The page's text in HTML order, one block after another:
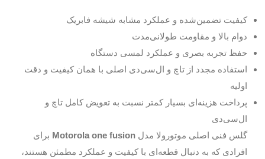
کیفیت تضمین‌شده و عملکرد مشابه شیشه فابریک
دوام بالا و مقاومت طولانی‌مدت
حفظ تجربه بصری و عملکرد لمسی دستگاه
استفاده مجدد از تاچ و ال‌سی‌دی اصلی با همان کیفیت و دقت
اولیه
پرداخت هزینه‌ای بسیار کمتر نسبت به تعویض کامل تاچ و
ال‌سی‌دی
گلس فنی اصلی موتورولا مدل Motorola one fusion برای
افرادی که به دنبال قطعه‌ای با کیفیت و عملکرد مطمئن هستند،